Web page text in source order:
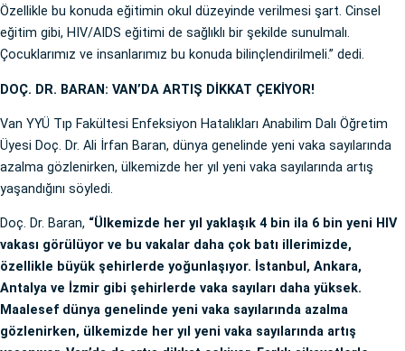
Özellikle bu konuda eğitimin okul düzeyinde verilmesi şart. Cinsel
eğitim gibi, HIV/AIDS eğitimi de sağlıklı bir şekilde sunulmalı.
Çocuklarımız ve insanlarımız bu konuda bilinçlendirilmeli.” dedi.
DOÇ. DR. BARAN: VAN’DA ARTIŞ DİKKAT ÇEKİYOR!
Van YYÜ Tıp Fakültesi Enfeksiyon Hatalıkları Anabilim Dalı Öğretim
Üyesi Doç. Dr. Ali İrfan Baran, dünya genelinde yeni vaka sayılarında
azalma gözlenirken, ülkemizde her yıl yeni vaka sayılarında artış
yaşandığını söyledi.
Doç. Dr. Baran, “Ülkemizde her yıl yaklaşık 4 bin ila 6 bin yeni HIV
vakası görülüyor ve bu vakalar daha çok batı illerimizde,
özellikle büyük şehirlerde yoğunlaşıyor. İstanbul, Ankara,
Antalya ve İzmir gibi şehirlerde vaka sayıları daha yüksek.
Maalesef dünya genelinde yeni vaka sayılarında azalma
gözlenirken, ülkemizde her yıl yeni vaka sayılarında artış